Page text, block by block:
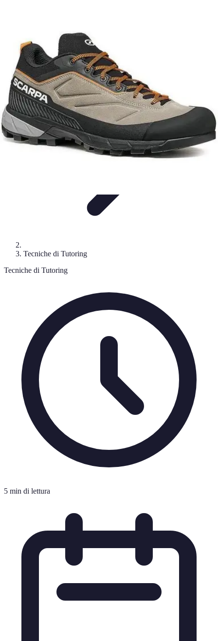
Tutorie Italiani
Tecniche di Tutoring
Tecniche di Tutoring
5 min di lettura